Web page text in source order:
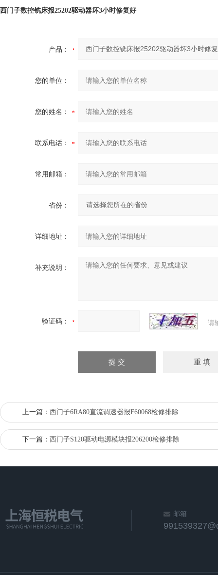
西门子数控铣床报25202驱动器坏3小时修复好
产品：
您的单位：
您的姓名：
联系电话：
常用邮箱：
省份：
详细地址：
补充说明：
验证码： 请
上一篇： 西门子6RA80直流调速器报F60068检修排除
下一篇： 西门子S120驱动电源模块报206200检修排除
邮箱